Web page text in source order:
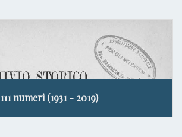
111 numeri (1931 - 2019)